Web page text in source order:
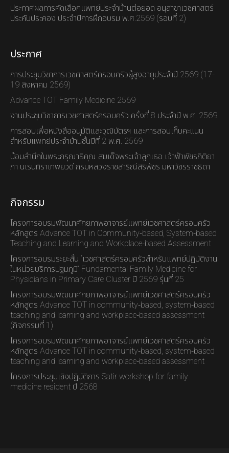
ประกาศผลการคัดเลือกแพทย์ประจำบ้านต่อยอด อนุสาขาเวชศาสตร์
ประคับประคอง ประจำปีการฝึกอบรม พ.ศ.2569 (รอบที่ 2)
ประกาศ
การประชุมวิชาการเวชศาสตร์ครอบครัวผู้สูงอายุประจำปี 2569 (17-
19 สิงหาคม 2569)
Advance TOT Family Medicine 2569
งานประชุมวิชาการเวชศาสตร์ครอบครัว ครั้งที่ 8 ประจำปี พ.ศ. 2569
การสอบเพื่อหนังสืออนุมัติและวุฒิบัตรฯ และการสอบเก็บคะแนน
สำหรับแพทย์ประจำบ้านชั้นปีที่ 2 พ.ศ. 2569
น้อมสำนึกในพระกรุณาธิคุณ สมเด็จพระเจ้าลูกเธอ เจ้าฟ้าพัชรกิติยา
ภา นเรนทิราเทพยวดี กรมหลวงราชสาริณีสิริพัชร มหาวัชรราชธิดา
กิจกรรม
โครงการอบรมพัฒนาศักยภาพอาจารย์แพทย์เวชศาสตร์ครอบครัว
หลักสูตร Advance TOT in Community-based, System-based
Teaching and Learning and Workplace-based Assessment
โครงการอบรมระยะสั้น “เวชศาสตร์ครอบครัวสำหรับแพทย์ปฏิบัติงาน
ในหน่วยบริการปฐมภูมิ” Fundamental Family Medicine for
Physicians in Primary Care Cluster ปี 2569 รุ่นที่ 25
โครงการอบรมพัฒนาศักยภาพอาจารย์แพทย์เวชศาสตร์ครอบครัว
หลักสูตร Advance TOT in community-based, system-based
teaching and learning and workplace-based assessment
(กิจกรรมที่ 1)
โครงการอบรมพัฒนาศักยภาพอาจารย์แพทย์เวชศาสตร์ครอบครัว
หลักสูตร Advance TOT in community-based, system-based
teaching and learning and workplace-based assessment
โครงการประชุมเชิงปฏิบัติการ Satir workshop for family
medicine resident ปี 2568